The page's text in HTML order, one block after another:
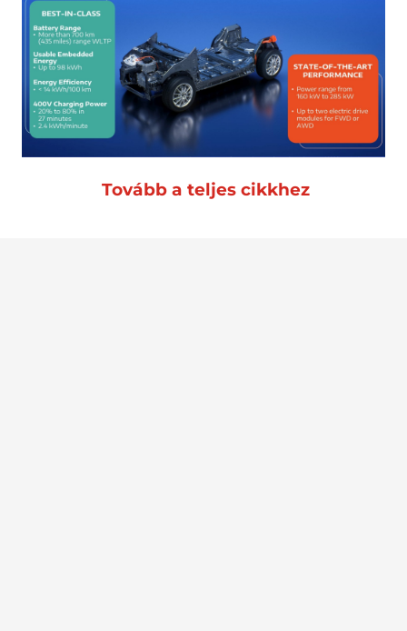
Tovább a teljes cikkhez